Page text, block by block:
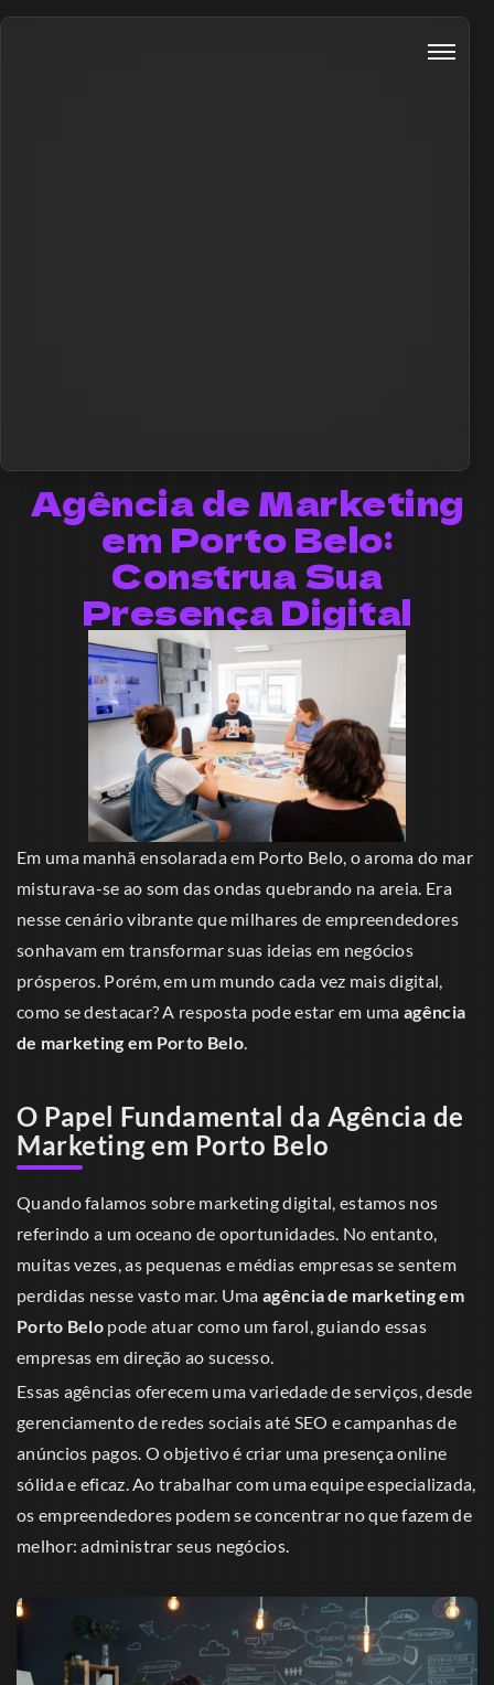
Agência de Marketing
em Porto Belo:
Construa Sua
Presença Digital
Em uma manhã ensolarada em Porto Belo, o aroma do mar
misturava-se ao som das ondas quebrando na areia. Era
nesse cenário vibrante que milhares de empreendedores
sonhavam em transformar suas ideias em negócios
prósperos. Porém, em um mundo cada vez mais digital,
como se destacar? A resposta pode estar em umaagência
de marketing em Porto Belo.
O Papel Fundamental da Agência de
Marketing em Porto Belo
Quando falamos sobre marketing digital, estamos nos
referindo a um oceano de oportunidades. No entanto,
muitas vezes, as pequenas e médias empresas se sentem
perdidas nesse vasto mar. Umaagência de marketing em
Porto Belo pode atuar como um farol, guiando essas
empresas em direção ao sucesso.
Essas agências oferecem uma variedade de serviços, desde
gerenciamento de redes sociais até SEO e campanhas de
anúncios pagos. O objetivo é criar uma presença online
sólida e eficaz. Ao trabalhar com uma equipe especializada,
os empreendedores podem se concentrar no que fazem de
melhor: administrar seus negócios.